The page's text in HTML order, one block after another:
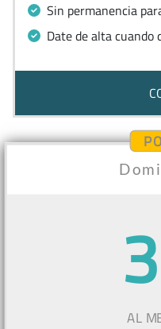
Sin permanencia
Date de alta cuando
AL